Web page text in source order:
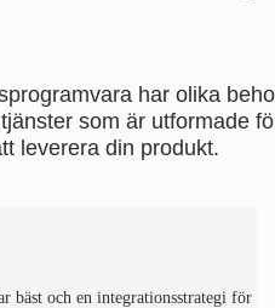
har olika
som är utformade
leverera din produkt.
bäst och en integrationsstrategi för att